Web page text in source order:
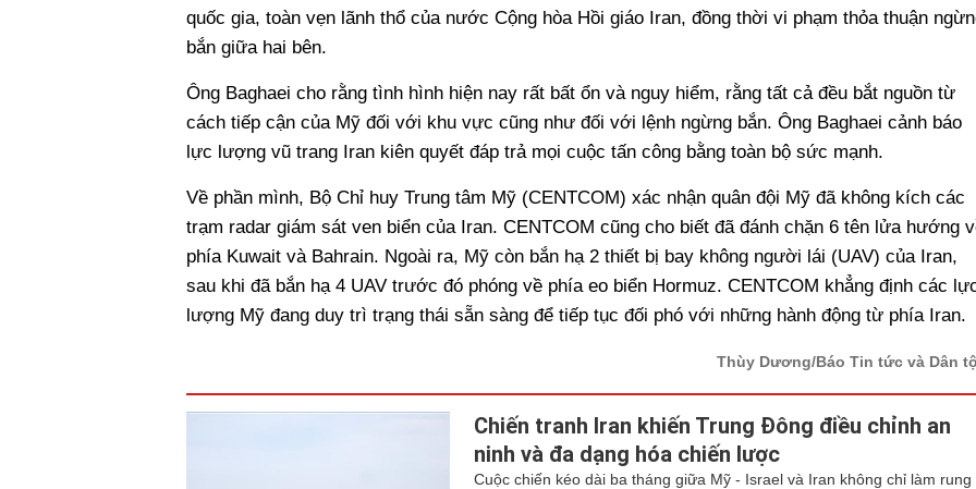
quốc gia, toàn vẹn lãnh thổ của nước Cộng hòa Hồi giáo Iran, đồng thời vi phạm thỏa thuận
bắn giữa hai bên.
Ông Baghaei cho rằng tình hình hiện nay rất bất ổn và nguy hiểm, rằng tất cả đều bắt nguồn từ
cách tiếp cận của Mỹ đối với khu vực cũng như đối với lệnh ngừng bắn. Ông Baghaei cảnh báo
lực lượng vũ trang Iran kiên quyết đáp trả mọi cuộc tấn công bằng toàn bộ sức mạnh.
Về phần mình, Bộ Chỉ huy Trung tâm Mỹ (CENTCOM) xác nhận quân đội Mỹ đã không kích các
trạm radar giám sát ven biển của Iran. CENTCOM cũng cho biết đã đánh chặn 6 tên lửa hướng
phía Kuwait và Bahrain. Ngoài ra, Mỹ còn bắn hạ 2 thiết bị bay không người lái (UAV) của Iran,
sau khi đã bắn hạ 4 UAV trước đó phóng về phía eo biển Hormuz. CENTCOM khẳng định các
lượng Mỹ đang duy trì trạng thái sẵn sàng để tiếp tục đối phó với những hành động từ phía Iran.
Thùy Dương/Báo Tin tức và Dân
Chiến tranh Iran khiến Trung Đông điều chỉnh an
ninh và đa dạng hóa chiến lược
Cuộc chiến kéo dài ba tháng giữa Mỹ - Israel và Iran không chỉ làm rung